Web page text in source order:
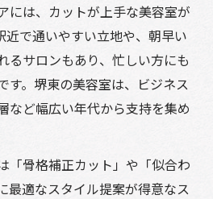
には、カットが上手な美容室が
近で通いやすい立地や、朝早い
るサロンもあり、忙しい方にも
す。堺東の美容室は、ビジネス
など幅広い年代から支持を集め
「骨格補正カット」や「似合わ
最適なスタイル提案が得意なス